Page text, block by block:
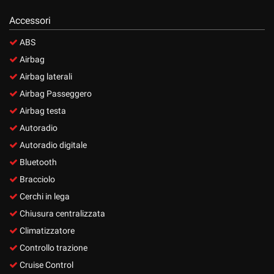
Accessori
ABS
Airbag
Airbag laterali
Airbag Passeggero
Airbag testa
Autoradio
Autoradio digitale
Bluetooth
Bracciolo
Cerchi in lega
Chiusura centralizzata
Climatizzatore
Controllo trazione
Cruise Control